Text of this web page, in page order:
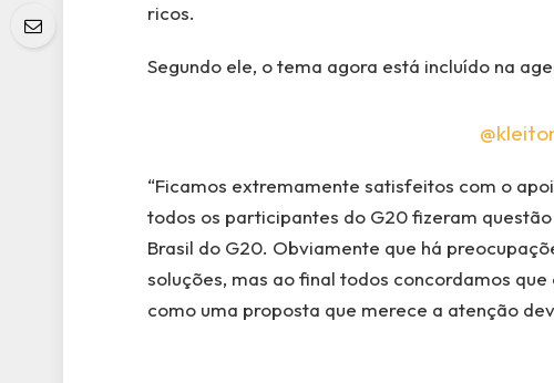
ricos.
Segundo ele, o tema agora está incluído na
“Ficamos extremamente satisfeitos com o
todos os participantes do G20 fizeram
Brasil do G20. Obviamente que há
soluções, mas ao final todos concordamos
como uma proposta que merece a atenção